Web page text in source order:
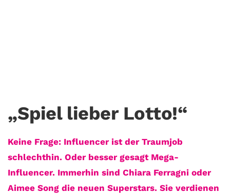
„Spiel lieber Lotto!“
Keine Frage: Influencer ist der Traumjob
schlechthin. Oder besser gesagt Mega-
Influencer. Immerhin sind Chiara Ferragni oder
Aimee Song die neuen Superstars. Sie verdienen